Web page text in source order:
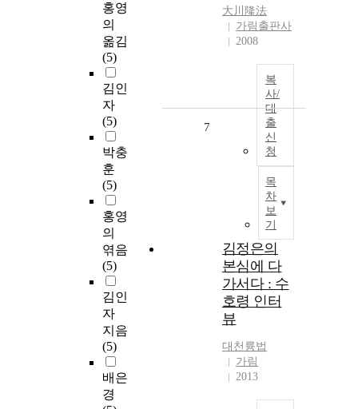
홍영
의
옮김
(5)
김인
자
(5)
박충
훈
(5)
홍영
의
엮음
(5)
김인
자
지음
(5)
배은
경
大川隆法
가림출판사
2008
복
사/
대
출
신
청
목
차
보
기
7
김정은의
본심에 다
가서다 : 수
호령 인터
뷰
대천륭법
가림
2013